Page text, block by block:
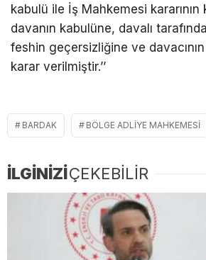
kabulü ile İş Mahkemesi kararının
davanın kabulüne, davalı
feshin geçersizliğine ve
karar verilmiştir.’’
BARDAK BÖLGE ADLIYE MAHKEMESI
İLGİNİZİÇEKEBİLİR